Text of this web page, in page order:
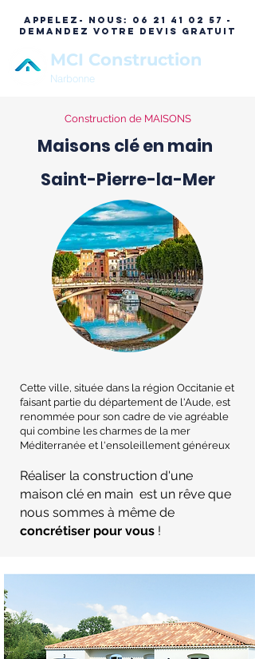
APPELEZ- NOUS:
06 21 41 02 57 -
DEMANDEZ VOTRE DEVIS GRATUIT
MCI Construction
Narbonne
Construction de MAISONS
Maisons clé en main
Saint-Pierre-la-Mer
Cette ville, située dans la région Occitanie et
faisant partie du département de l'Aude, est
renommée pour son cadre de vie agréable
qui combine les charmes de la mer
Méditerranée et l'ensoleillement généreux
Réaliser la construction d'une
maison clé en main est un rêve que
nous sommes à même de
concrétiser pour vous !